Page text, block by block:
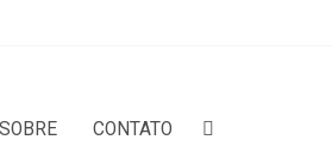
SOBRE CONTATO